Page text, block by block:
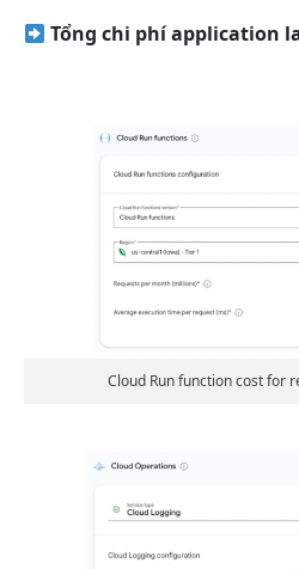
Tổng chi phí application
Cloud Run function cost for